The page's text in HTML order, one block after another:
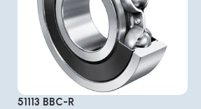
51113 BBC-R